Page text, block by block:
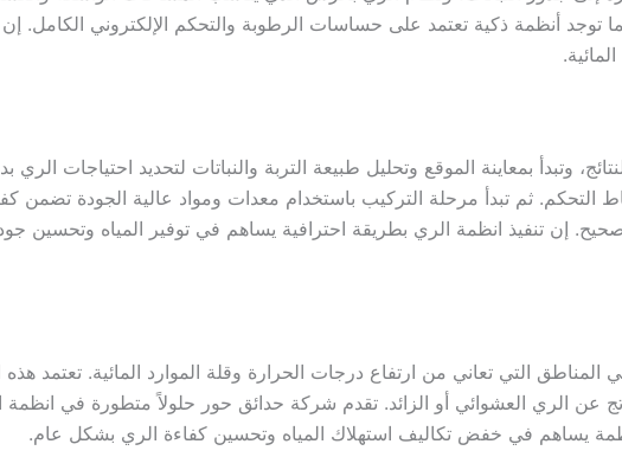
توجد أنظمة ذكية تعتمد على حساسات الرطوبة والتحكم الإلكتروني الكامل. إن
وتبدأ بمعاينة الموقع وتحليل طبيعة التربة والنباتات لتحديد احتياجات الري
ثم تبدأ مرحلة التركيب باستخدام معدات ومواد عالية الجودة تضمن
إن تنفيذ انظمة الري بطريقة احترافية يساهم في توفير المياه وتحسين
التي تعاني من ارتفاع درجات الحرارة وقلة الموارد المائية. تعتمد
عن الري العشوائي أو الزائد. تقدم شركة حدائق حور حلولاً متطورة في
يساهم في خفض تكاليف استهلاك المياه وتحسين كفاءة الري بشكل عام.